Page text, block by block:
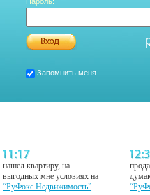
Запомнить меня
нашел квартиру, на
выгодных мне условиях на
“РуФокс Недвижимость”